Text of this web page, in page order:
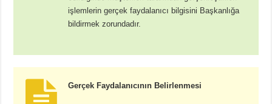
işlemlerin gerçek faydalanıcı bilgisini Başkanlığa
bildirmek zorundadır.
Gerçek Faydalanıcının Belirlenmesi